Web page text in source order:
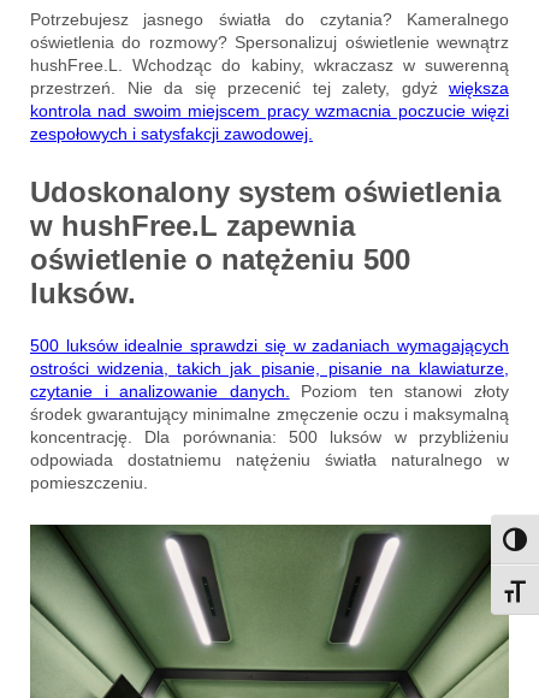
Potrzebujesz jasnego światła do czytania? Kameralnego
oświetlenia do rozmowy? Spersonalizuj oświetlenie wewnątrz
hushFree.L. Wchodząc do kabiny, wkraczasz w suwerenną
przestrzeń. Nie da się przecenić tej zalety, gdyż większa
kontrola nad swoim miejscem pracy wzmacnia poczucie więzi
zespołowych i satysfakcji zawodowej.
Udoskonalony system oświetlenia
w hushFree.L zapewnia
oświetlenie o natężeniu 500
luksów.
500 luksów idealnie sprawdzi się w zadaniach wymagających
ostrości widzenia, takich jak pisanie, pisanie na klawiaturze,
czytanie i analizowanie danych.
Poziom ten stanowi złoty
środek gwarantujący minimalne zmęczenie oczu i maksymalną
koncentrację. Dla porównania: 500 luksów w przybliżeniu
odpowiada dostatniemu natężeniu światła naturalnego w
pomieszczeniu.